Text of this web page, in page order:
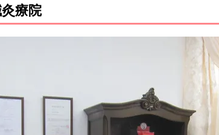
療院